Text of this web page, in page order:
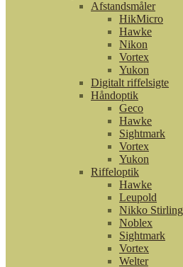
Afstandsmåler
HikMicro
Hawke
Nikon
Vortex
Yukon
Digitalt riffelsigte
Håndoptik
Geco
Hawke
Sightmark
Vortex
Yukon
Riffeloptik
Hawke
Leupold
Nikko Stirling
Noblex
Sightmark
Vortex
Welter